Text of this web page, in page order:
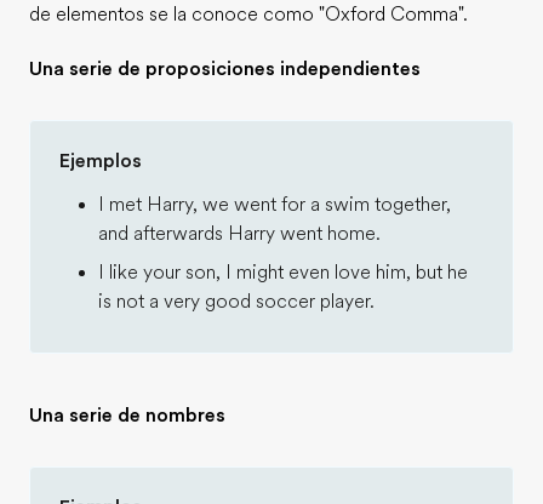
de elementos se la conoce como "Oxford Comma".
Una serie de proposiciones independientes
Ejemplos
I met Harry, we went for a swim together,
and afterwards Harry went home.
I like your son, I might even love him, but he
is not a very good soccer player.
Una serie de nombres